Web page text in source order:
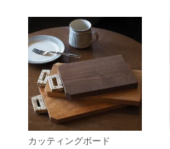
カッティングボード